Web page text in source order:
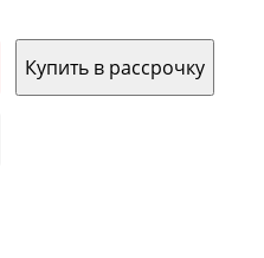
Купить в рассрочку